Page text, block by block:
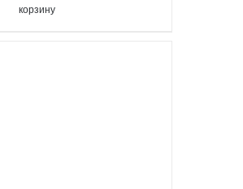
корзину